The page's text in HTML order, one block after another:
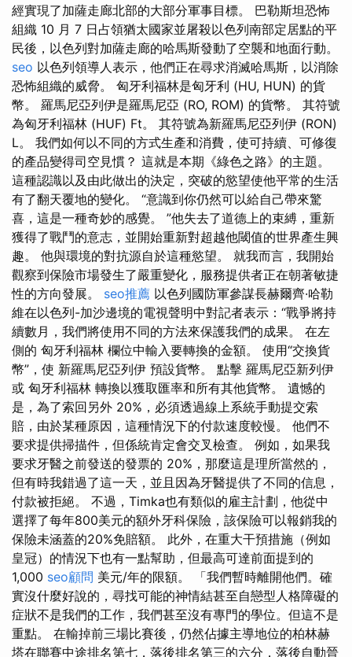
經實現了加薩走廊北部的大部分軍事目標。 巴勒斯坦恐怖
組織 10 月 7 日占領猶太國家並屠殺以色列南部定居點的平
民後，以色列對加薩走廊的哈馬斯發動了空襲和地面行動。
seo 以色列領導人表示，他們正在尋求消滅哈馬斯，以消除
恐怖組織的威脅。 匈牙利福林是匈牙利 (HU, HUN) 的貨
幣。 羅馬尼亞列伊是羅馬尼亞 (RO, ROM) 的貨幣。 其符號
為匈牙利福林 (HUF) Ft。 其符號為新羅馬尼亞列伊 (RON)
L。 我們如何以不同的方式生產和消費，使可持續、可修復
的產品變得司空見慣？ 這就是本期《綠色之路》的主題。
這種認識以及由此做出的決定，突破的慾望使他平常的生活
有了翻天覆地的變化。 “意識到你仍然可以給自己帶來驚
喜，這是一種奇妙的感覺。 ”他失去了道德上的束縛，重新
獲得了戰鬥的意志，並開始重新對超越他閾值的世界產生興
趣。 他與環境的對抗源自於這種慾望。 就我而言，我開始
觀察到保險市場發生了嚴重變化，服務提供者正在朝著敏捷
性的方向發展。 seo推薦 以色列國防軍參謀長赫爾齊·哈勒
維在以色列-加沙邊境的電視聲明中對記者表示：“戰爭將持
續數月，我們將使用不同的方法來保護我們的成果。 在左
側的 匈牙利福林 欄位中輸入要轉換的金額。 使用“交換貨
幣”，使 新羅馬尼亞列伊 預設貨幣。 點擊 羅馬尼亞新列伊
或 匈牙利福林 轉換以獲取匯率和所有其他貨幣。 遺憾的
是，為了索回另外 20%，必須透過線上系統手動提交索
賠，由於某種原因，這種情況下的付款速度較慢。 他們不
要求提供掃描件，但係統肯定會交叉檢查。 例如，如果我
要求牙醫之前發送的發票的 20%，那麼這是理所當然的，
但有時我錯過了這一天，並且因為牙醫提供了不同的信息，
付款被拒絕。 不過，Timka也有類似的雇主計劃，他從中
選擇了每年800美元的額外牙科保險，該保險可以報銷我的
保險未涵蓋的20%免賠額。 此外，在重大干預措施（例如
皇冠）的情況下也有一點幫助，但最高可達前面提到的
1,000 seo顧問 美元/年的限額。 「我們暫時離開他們。確
實沒什麼好說的，尋找可能的神情結甚至自戀型人格障礙的
症狀不是我們的工作，我們甚至沒有專門的學位。但這不是
重點。 在輸掉前三場比賽後，仍然佔據主導地位的柏林赫
塔在聯賽中途排名第七，落後排名第三的六分，落後自動晉